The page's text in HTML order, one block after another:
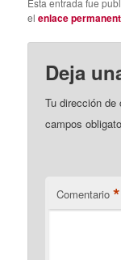
Esta entrada fue
elenlace
Deja
Tu dirección de
campos
Comentario *